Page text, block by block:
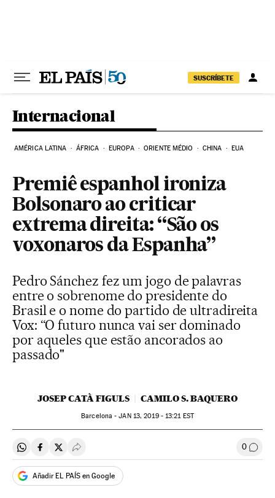
SUSCRÍBETE
Internacional
AMÉRICA LATINA ÁFRICA EUROPA ORIENTE MÉDIO CHINA EUA
Premiê espanhol ironiza
Bolsonaro ao criticar
extrema direita: “São os
voxonaros da Espanha”
Pedro Sánchez fez um jogo de palavras
entre o sobrenome do presidente do
Brasil e o nome do partido de ultradireita
Vox: “O futuro nunca vai ser dominado
por aqueles que estão ancorados ao
passado"
JOSEP CATÀ FIGULS CAMILO S. BAQUERO
Barcelona -JAN13, 2019 - 13:21EST
Compartir en Whatsapp
Compartir en Facebook
Compartir en Twitter
Desplegar Redes Sociales 0
Añadir EL PAÍS en Google